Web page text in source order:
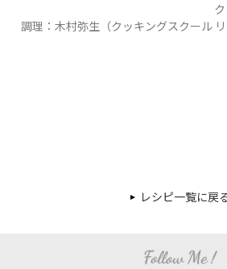
調理：木村弥生（クッキングスクール
レシピ一覧に戻